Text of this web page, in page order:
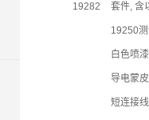
19282 套件, 含
19250
白色喷
导电蒙
短连接